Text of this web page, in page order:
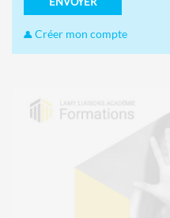
Créer mon compte